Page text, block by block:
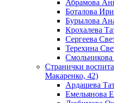
Абрамова
Боталова
Бурылова
Крохалева
Сергеева
Терехина
Странички
Макаренко, 42)
Ардашева
Емельянова